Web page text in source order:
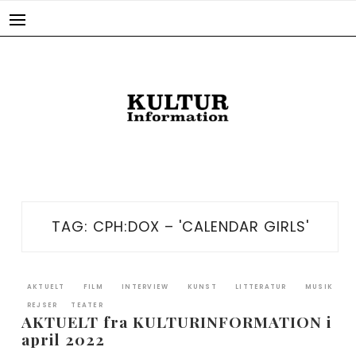
TAG: CPH:DOX – 'CALENDAR GIRLS'
AKTUELT FILM INTERVIEW KUNST LITTERATUR MUSIK
REJSER TEATER
AKTUELT fra KULTURINFORMATION i
april 2022